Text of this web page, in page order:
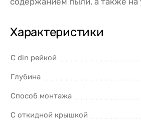
Характеристики
С din рейкой
Глубина
Способ монтажа
С откидной крышкой